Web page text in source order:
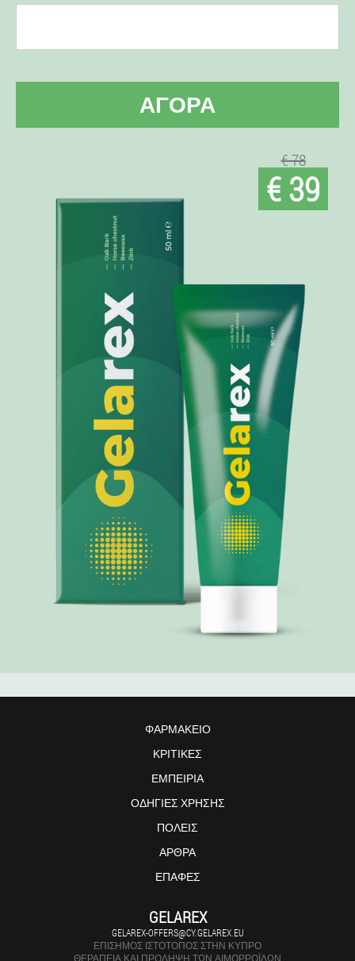
ΑΓΟΡΆ
€ 78
€ 39
ΦΑΡΜΑΚΕΊΟ
ΚΡΙΤΙΚΈΣ
ΕΜΠΕΙΡΊΑ
ΟΔΗΓΊΕΣ ΧΡΉΣΗΣ
ΠΌΛΕΙΣ
ΆΡΘΡΑ
ΕΠΑΦΈΣ
GELAREX
GELAREX-OFFERS@CY.GELAREX.EU
ΕΠΊΣΗΜΟΣ ΙΣΤΌΤΟΠΟΣ ΣΤΗΝ ΚΎΠΡΟ
ΘΕΡΑΠΕΊΑ ΚΑΙ ΠΡΌΛΗΨΗ ΤΩΝ ΑΙΜΟΡΡΟΪ́ΔΩΝ